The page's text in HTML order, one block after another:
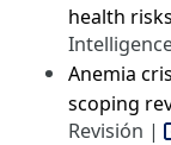
health
Anemia
scoping
Revisión |